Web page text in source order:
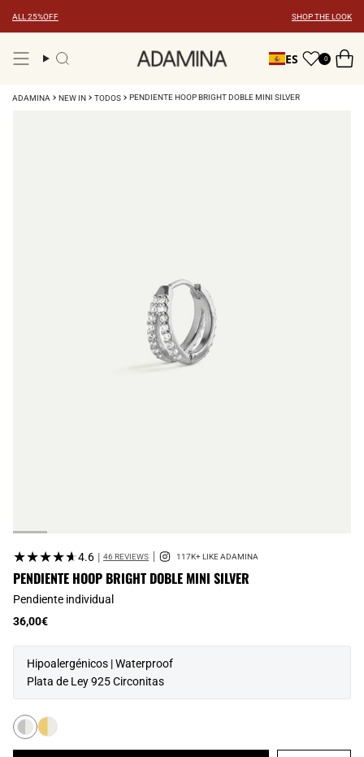
contenido
ALL 25%OFF SHOP THE LOOK
Búsqueda ES 0
ADAMINA NEW IN TODOS PENDIENTE HOOP BRIGHT DOBLE MINI SILVER
★★★★★
★★★★★4.6 | 46 REVIEWS
PENDIENTE HOOP BRIGHT DOBLE MINI SILVER
Pendiente individual
36,00€
Hipoalergénicos | Waterproof
Plata de Ley 925 Circonitas